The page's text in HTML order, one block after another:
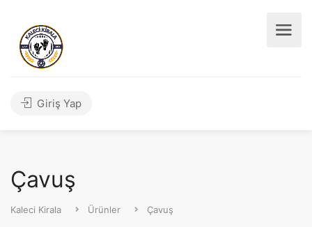
Giriş Yap
Çavuş
Kaleci Kirala Ürünler Çavuş